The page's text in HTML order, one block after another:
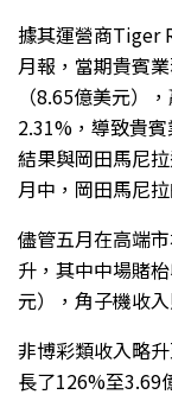
據其運營商Tiger
月報，當期貴賓
（8.65億美元）
2.31%，導致貴
結果與岡田馬尼
月中，岡田馬尼
儘管五月在高端
升，其中中場賭
元），角子機收
非博彩類收入略
長了126%至3.69